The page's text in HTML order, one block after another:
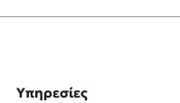
Υπηρεσίες